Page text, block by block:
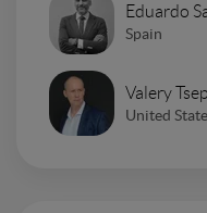
Eduardo
Spain
Valery
United